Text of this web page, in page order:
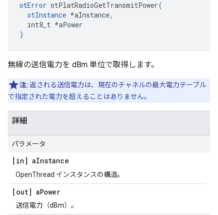
otError otPlatRadioGetTransmitPower(
otInstance *aInstance,
int8_t *aPower
)
無線の送信電力を dBm 単位で取得します。
注: 返される送信電力は、現在のチャネルの最大電力テーブル
で指定された電力を超えることはありません。
詳細
パラメータ
[in] aInstance
OpenThread インスタンスの構造。
[out] aPower
送信電力（dBm）。